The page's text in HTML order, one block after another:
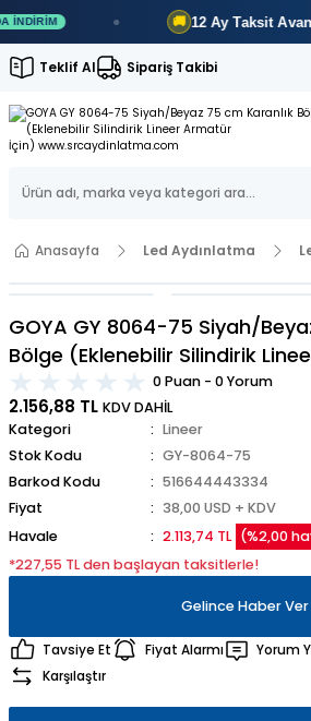
12 AyTaksit Avantajı
Teklif Al Sipariş Takibi
Anasayfa Led Aydınlatma
GOYA GY 8064-75 Siyah/
Bölge (Eklenebilir Silindirik
0 Puan - 0 Yorum
2.156,88 TL KDV DAHİL
Kategori
Lineer
Stok Kodu
GY-8064-75
Barkod Kodu
516644443334
Fiyat
38,00 USD + KDV
Havale
2.113,74 TL (%2,00
*227,55 TL den başlayan taksitlerle!
Gelince Haber Ver
Tavsiye Et Fiyat Alarmı Yorum
Karşılaştır